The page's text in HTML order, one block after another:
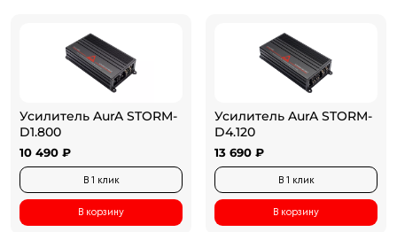
Усилитель AurA STORM-
D1.800
10 490 ₽
В 1 клик
В корзину
Усилитель AurA STORM-
D4.120
13 690 ₽
В 1 клик
В корзину